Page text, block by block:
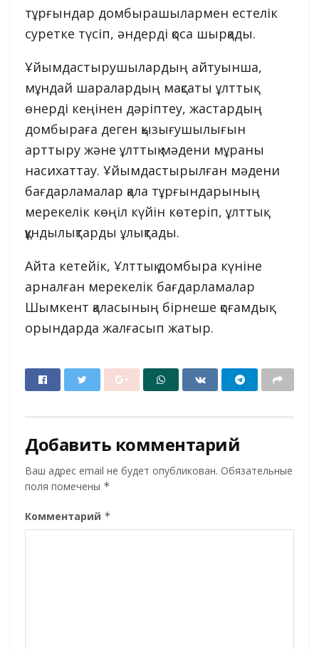
тұрғындар домбырашылармен естелік
суретке түсіп, әндерді қоса шырқады.
Ұйымдастырушылардың айтуынша,
мұндай шаралардың мақсаты ұлттық
өнерді кеңінен дәріптеу, жастардың
домбыраға деген қызығушылығын
арттыру және ұлттық мәдени мұраны
насихаттау. Ұйымдастырылған мәдени
бағдарламалар қала тұрғындарының
мерекелік көңіл күйін көтеріп, ұлттық
құндылықтарды ұлықтады.
Айта кетейік, Ұлттық домбыра күніне
арналған мерекелік бағдарламалар
Шымкент қаласының бірнеше қоғамдық
орындарда жалғасып жатыр.
Добавить комментарий
Ваш адрес email не будет опубликован. Обязательные
поля помечены *
Комментарий *